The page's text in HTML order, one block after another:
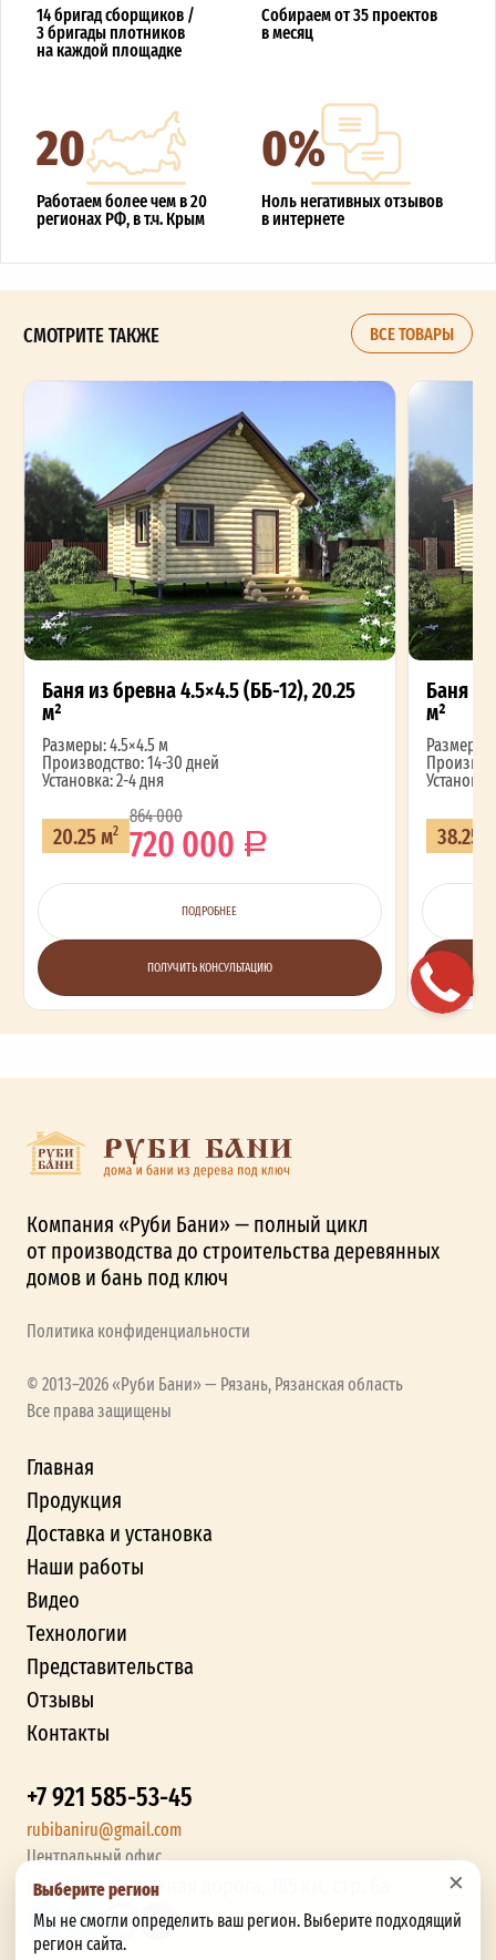
×
Выберите регион
Мы не смогли определить ваш регион. Выберите подходящий
регион сайта.
14 бригад сборщиков /
3 бригады плотников
на каждой площадке
Собираем от 35 проектов
в месяц
20
Работаем более чем в 20
регионах РФ, в т.ч. Крым
0%
Ноль негативных отзывов
в интернете
СМОТРИТЕ ТАКЖЕ ВСЕ ТОВАРЫ
Баня из бревна 4.5×4.5 (ББ-12), 20.25
м²
Размеры: 4.5×4.5 м
Производство: 14-30 дней
Установка: 2-4 дня
20.25 м2
864 000
720 000
ПОДРОБНЕЕ
ПОЛУЧИТЬ КОНСУЛЬТАЦИЮ
Баня
м²
Размеры:
38.25 м
Компания «Руби Бани» — полный цикл
от производства до строительства деревянных
домов и бань под ключ
Политика конфиденциальности
© 2013–2026 «Руби Бани» — Рязань, Рязанская область
Все права защищены
Главная
Продукция
Доставка и установка
Наши работы
Видео
Технологии
Представительства
Отзывы
Контакты
+7 921 585-53-45
rubibaniru@gmail.com
Центральный офис
г. Рязань, Окружная дорога, 185 км, стр. 6а